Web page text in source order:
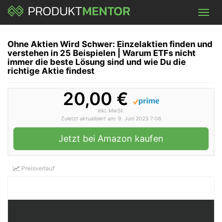
Skip
main
Ohne Aktien Wird Schwer: Einzelaktien finden und
verstehen in 25 Beispielen | Warum ETFs nicht
immer die beste Lösung sind und wie Du die
richtige Aktie findest
20,00 €
inkl. MwSt.
Zuletzt aktualisiert am: 9. Juni 2023 7:06
Jetzt bei Amazon kaufen
Preisverlauf